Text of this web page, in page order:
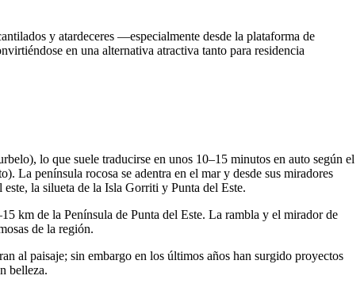
y atardeceres —especialmente desde la plataforma de
en una alternativa atractiva tanto para residencia
lo que suele traducirse en unos 10–15 minutos en auto según el
La península rocosa se adentra en el mar y desde sus miradores
la silueta de la Isla Gorriti y Punta del Este.
km de la Península de Punta del Este. La rambla y el mirador de
de la región.
al paisaje; sin embargo en los últimos años han surgido proyectos
belleza.